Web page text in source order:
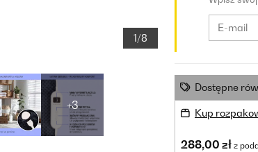
1/8
+3
Dostępne
Kup
288,00 zł z